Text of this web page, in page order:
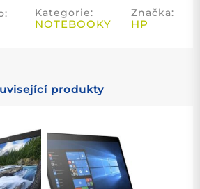
Kategorie:
NOTEBOOKY
Značka:
HP
produkty